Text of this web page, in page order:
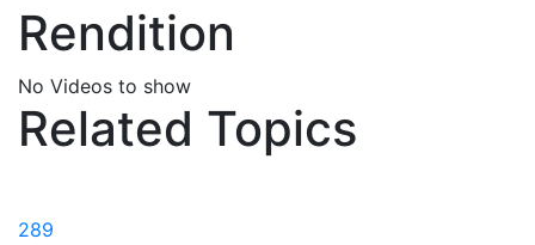
Rendition
No Videos to show
Related Topics
289